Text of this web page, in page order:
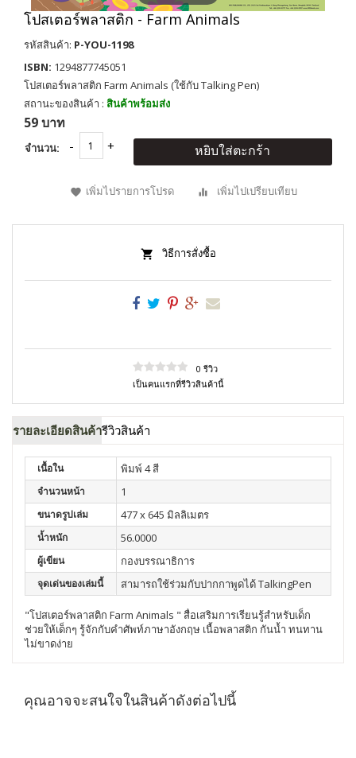
โปสเตอร์พลาสติก - Farm Animals
รหัสสินค้า: P-YOU-1198
ISBN: 1294877745051
โปสเตอร์พลาสติก Farm Animals (ใช้กับ Talking Pen)
สถานะของสินค้า : สินค้าพร้อมส่ง
59 บาท
จำนวน: หยิบใส่ตะกร้า
เพิ่มไปรายการโปรด เพิ่มไปเปรียบเทียบ
วิธีการสั่งซื้อ
0 รีวิว
เป็นคนแรกที่รีวิวสินค้านี้
รายละเอียดสินค้ารีวิวสินค้า
เนื้อใน พิมพ์ 4 สี
จำนวนหน้า 1
ขนาดรูปเล่ม 477 x 645 มิลลิเมตร
น้ำหนัก 56.0000
ผู้เขียน กองบรรณาธิการ
จุดเด่นของเล่มนี้ สามารถใช้ร่วมกับปากกาพูดได้ TalkingPen
"โปสเตอร์พลาสติก Farm Animals " สื่อเสริมการเรียนรู้สำหรับเด็ก
ช่วยให้เด็กๆ รู้จักกับคำศัพท์ภาษาอังกฤษ เนื้อพลาสติก กันน้ำ ทนทาน
ไม่ขาดง่าย
คุณอาจจะสนใจในสินค้าดังต่อไปนี้